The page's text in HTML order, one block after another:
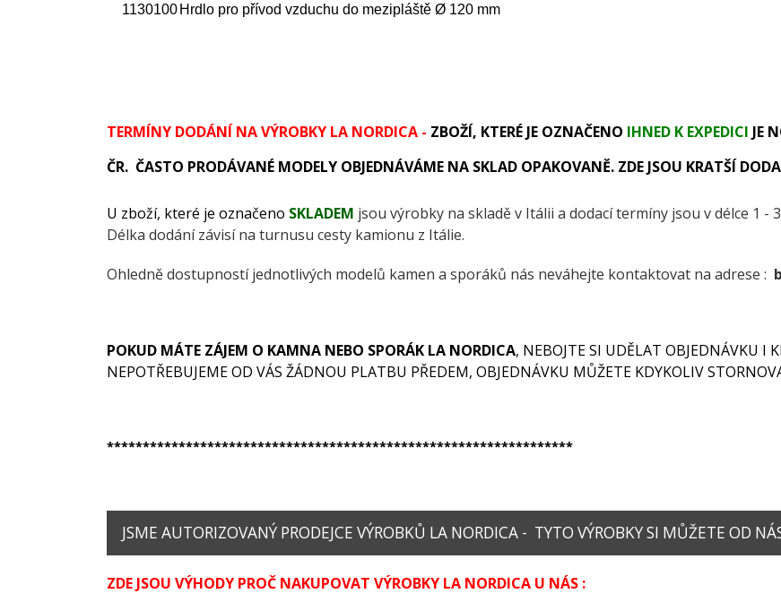
1130100 Hrdlo pro přívod vzduchu do mezipláště Ø 120 mm
TERMÍNY DODÁNÍ NA VÝROBKY LA NORDICA - ZBOŽÍ, KTERÉ JE OZNAČENO IHNED K EXPEDICI JE
ČR. ČASTO PRODÁVANÉ MODELY OBJEDNÁVÁME NA SKLAD OPAKOVANĚ. ZDE JSOU KRATŠÍ
U zboží, které je označeno SKLADEM jsou výrobky na skladě v Itálii a dodací termíny jsou v délce 1 -
Délka dodání závisí na turnusu cesty kamionu z Itálie.
Ohledně dostupností jednotlivých modelů kamen a sporáků nás neváhejte kontaktovat na adrese :
POKUD MÁTE ZÁJEM O KAMNA NEBO SPORÁK LA NORDICA, NEBOJTE SI UDĚLAT OBJEDNÁVKU I
NEPOTŘEBUJEME OD VÁS ŽÁDNOU PLATBU PŘEDEM, OBJEDNÁVKU MŮŽETE KDYKOLIV
*****************************************************************
JSME AUTORIZOVANÝ PRODEJCE VÝROBKŮ LA NORDICA - TYTO VÝROBKY SI MŮŽETE OD
ZDE JSOU VÝHODY PROČ NAKUPOVAT VÝROBKY LA NORDICA U NÁS :